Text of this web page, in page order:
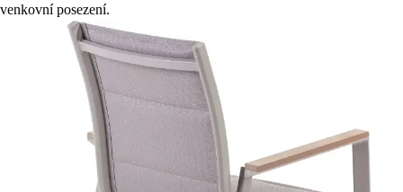
venkovní posezení.